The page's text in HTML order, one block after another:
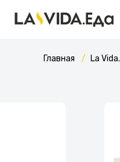
Главная La